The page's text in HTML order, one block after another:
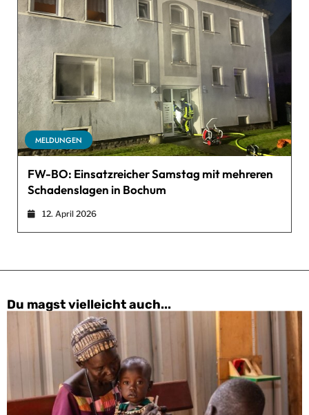
MELDUNGEN
FW-BO: Einsatzreicher Samstag mit mehreren
Schadenslagen in Bochum
12. April 2026
Du magst vielleicht auch...